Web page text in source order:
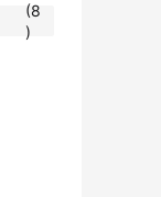
(8
)